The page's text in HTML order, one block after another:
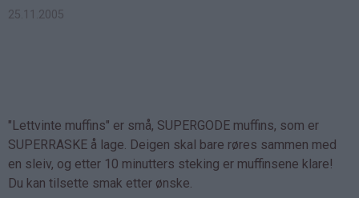
25.11.2005
"Lettvinte muffins" er små, SUPERGODE muffins, som er
SUPERRASKE å lage. Deigen skal bare røres sammen med
en sleiv, og etter 10 minutters steking er muffinsene klare!
Du kan tilsette smak etter ønske.